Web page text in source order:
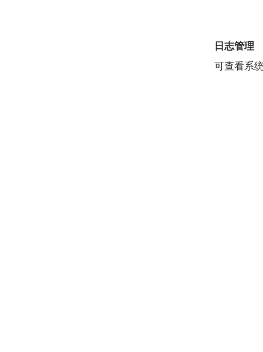
日志管理
可查看系